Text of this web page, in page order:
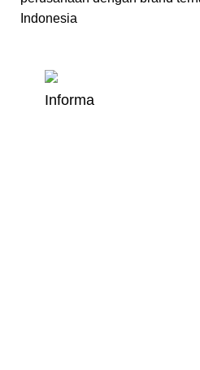
Indonesia
Informa